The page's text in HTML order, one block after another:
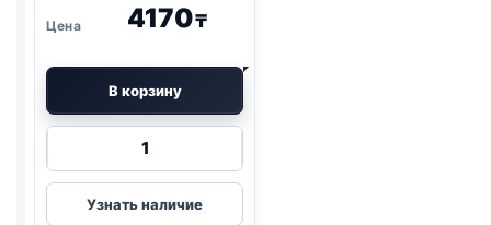
4170₸
В корзину
Количество
Барс
спрей
Узнать наличие